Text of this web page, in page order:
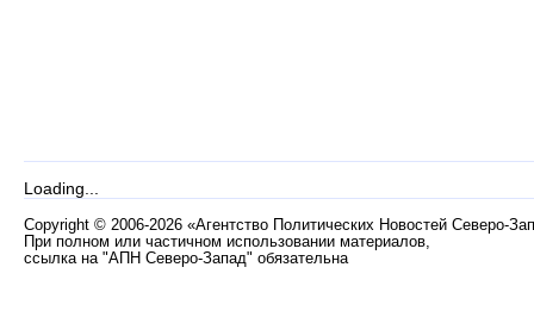
Loading...
Copyright © 2006-2026 «Агентство Политических Новостей Северо-
При полном или частичном использовании материалов,
ссылка на "АПН Северо-Запад" обязательна